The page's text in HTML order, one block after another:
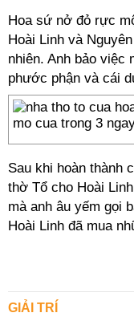
Hoa sứ nở đỏ rực
Hoài Linh và
nhiên. Anh bảo việc
phước phận và cái
Sau khi hoàn thành
thờ Tổ cho Hoài
mà anh âu yếm gọi
Hoài Linh đã mua
GIẢI TRÍ